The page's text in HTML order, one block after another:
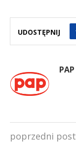
UDOSTĘPNIJ
PAP
poprzedni post